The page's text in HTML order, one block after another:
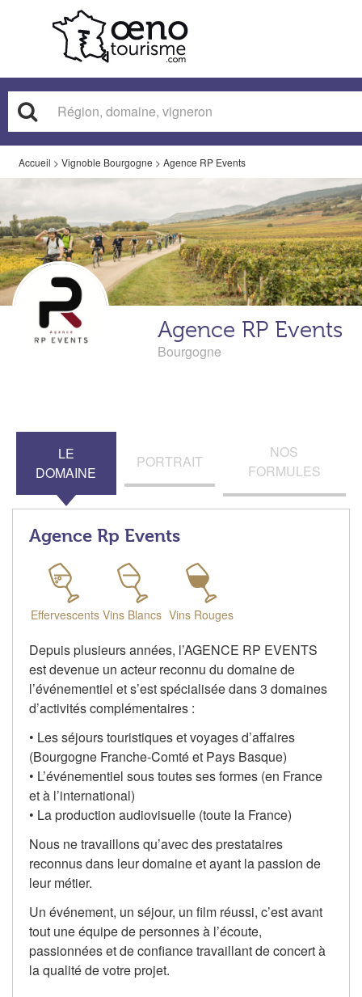
Accueil > Vignoble Bourgogne > Agence RP Events
Agence RP Events
Bourgogne
LE
DOMAINE
PORTRAIT
NOS
FORMULES
Agence Rp Events
Effervescents Vins Blancs Vins Rouges
Depuis plusieurs années, l’AGENCE RP EVENTS
est devenue un acteur reconnu du domaine de
l’événementiel et s’est spécialisée dans 3 domaines
d’activités complémentaires :
• Les séjours touristiques et voyages d’affaires
(Bourgogne Franche-Comté et Pays Basque)
• L’événementiel sous toutes ses formes (en France
et à l’international)
• La production audiovisuelle (toute la France)
Nous ne travaillons qu’avec des prestataires
reconnus dans leur domaine et ayant la passion de
leur métier.
Un événement, un séjour, un film réussi, c’est avant
tout une équipe de personnes à l’écoute,
passionnées et de confiance travaillant de concert à
la qualité de votre projet.